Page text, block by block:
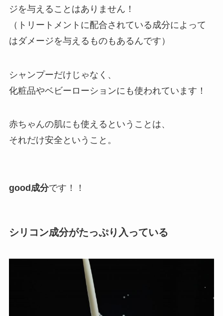
ジを与えることはありません！
（トリートメントに配合されている成分によって
はダメージを与えるものもあるんです）
シャンプーだけじゃなく、
化粧品やベビーローションにも使われています！
赤ちゃんの肌にも使えるということは、
それだけ安全ということ。
good成分です！！
シリコン成分がたっぷり入っている